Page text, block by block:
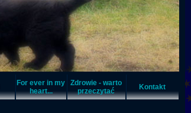
For ever in my
heart...
Zdrowie - warto
przeczytać
Kontakt